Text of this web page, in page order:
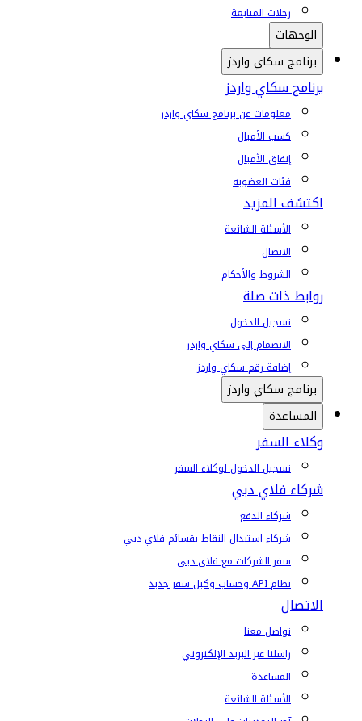
رحلات المتابعة
الوجهات
برنامج سكاي واردز
برنامج سكاي واردز
معلومات عن برنامج سكاي واردز
كسب الأميال
إنفاق الأميال
فئات العضوية
اكتشف المزيد
الأسئلة الشائعة
الاتصال
الشروط والأحكام
روابط ذات صلة
تسجيل الدخول
الانضمام إلى سكاي واردز
إضافة رقم سكاي واردز
برنامج سكاي واردز
المساعدة
وكلاء السفر
تسجيل الدخول لوكلاء السفر
شركاء فلاي دبي
شركاء الدفع
شركاء استبدال النقاط بقسائم فلاي دبي
سفر الشركات مع فلاي دبي
نظام API وحساب وكيل سفر جديد
الاتصال
تواصل معنا
راسلنا عبر البريد الإلكتروني
المساعدة
الأسئلة الشائعة